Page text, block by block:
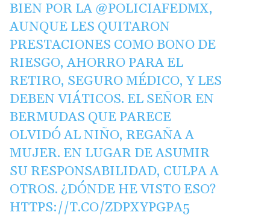
BIEN POR LA @POLICIAFEDMX,
AUNQUE LES QUITARON
PRESTACIONES COMO BONO DE
RIESGO, AHORRO PARA EL
RETIRO, SEGURO MÉDICO, Y LES
DEBEN VIÁTICOS. EL SEÑOR EN
BERMUDAS QUE PARECE
OLVIDÓ AL NIÑO, REGAÑA A
MUJER. EN LUGAR DE ASUMIR
SU RESPONSABILIDAD, CULPA A
OTROS. ¿DÓNDE HE VISTO ESO?
HTTPS://T.CO/ZDPXYPGPA5